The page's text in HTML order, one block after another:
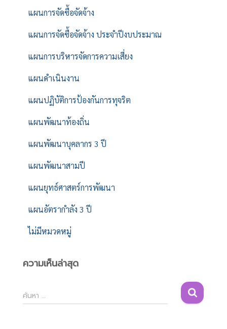
แผนการจัดซื้อจัดจ้าง
แผนการจัดซื้อจัดจ้าง ประจำปีงบประมาณ
แผนการบริหารจัดการความเสี่ยง
แผนดำเนินงาน
แผนปฏิบัติการป้องกันการทุจริต
แผนพัฒนาท้องถิ่น
แผนพัฒนาบุคลากร 3 ปี
แผนพัฒนาสามปี
แผนยุทธ์ศาสตร์การพัฒนา
แผนอัตรากำลัง 3 ปี
ไม่มีหมวดหมู่
ความเห็นล่าสุด
ค้
น
ค้นหา …